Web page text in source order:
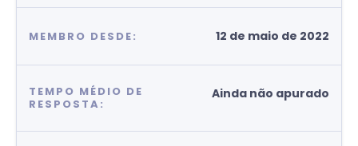
MEMBRO DESDE: 12 de maio de 2022
TEMPO MÉDIO DE
RESPOSTA:
Ainda não apurado